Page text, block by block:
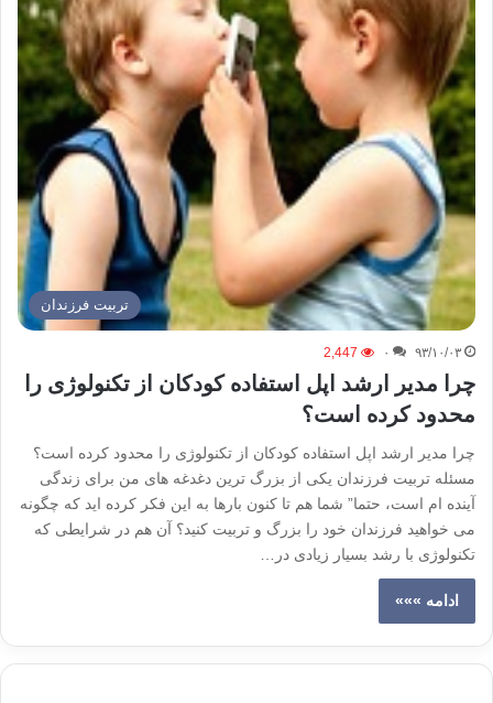
تربیت فرزندان
۹۳/۱۰/۰۳ ۰ 2,447
چرا مدیر ارشد اپل استفاده کودکان از تکنولوژی را
محدود کرده است؟
چرا مدیر ارشد اپل استفاده کودکان از تکنولوژی را محدود کرده است؟
مسئله تربیت فرزندان یکی از بزرگ ترین دغدغه های من برای زندگی
آینده ام است، حتما” شما هم تا کنون بارها به این فکر کرده اید که چگونه
می خواهید فرزندان خود را بزرگ و تربیت کنید؟ آن هم در شرایطی که
تکنولوژی با رشد بسیار زیادی در…
ادامه »»»